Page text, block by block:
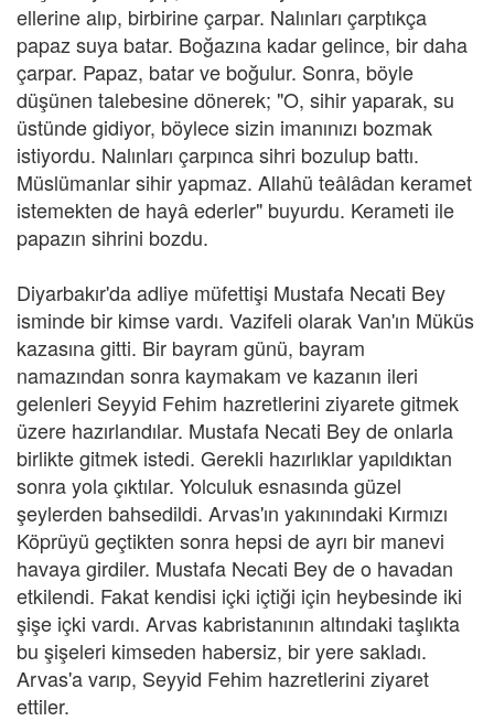
ellerine alıp, birbirine çarpar. Nalınları çarptıkça
papaz suya batar. Boğazına kadar gelince, bir daha
çarpar. Papaz, batar ve boğulur. Sonra, böyle
düşünen talebesine dönerek; "O, sihir yaparak, su
üstünde gidiyor, böylece sizin imanınızı bozmak
istiyordu. Nalınları çarpınca sihri bozulup battı.
Müslümanlar sihir yapmaz. Allahü teâlâdan keramet
istemekten de hayâ ederler" buyurdu. Kerameti ile
papazın sihrini bozdu.
Diyarbakır'da adliye müfettişi Mustafa Necati Bey
isminde bir kimse vardı. Vazifeli olarak Van'ın Müküs
kazasına gitti. Bir bayram günü, bayram
namazından sonra kaymakam ve kazanın ileri
gelenleri Seyyid Fehim hazretlerini ziyarete gitmek
üzere hazırlandılar. Mustafa Necati Bey de onlarla
birlikte gitmek istedi. Gerekli hazırlıklar yapıldıktan
sonra yola çıktılar. Yolculuk esnasında güzel
şeylerden bahsedildi. Arvas'ın yakınındaki Kırmızı
Köprüyü geçtikten sonra hepsi de ayrı bir manevi
havaya girdiler. Mustafa Necati Bey de o havadan
etkilendi. Fakat kendisi içki içtiği için heybesinde iki
şişe içki vardı. Arvas kabristanının altındaki taşlıkta
bu şişeleri kimseden habersiz, bir yere sakladı.
Arvas'a varıp, Seyyid Fehim hazretlerini ziyaret
ettiler.